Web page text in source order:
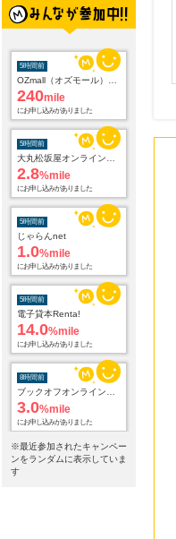
5時間前
240mile
にお申し込みがありました
5時間前
2.8%mile
にお申し込みがありました
5時間前
じゃらんnet
1.0%mile
にお申し込みがありました
5時間前
電子貸本Renta!
14.0%mile
にお申し込みがありました
8時間前
3.0%mile
にお申し込みがありました
23時間前
楽天ブックス
※最近参加されたキャンペー
ンをランダムに表示していま
す